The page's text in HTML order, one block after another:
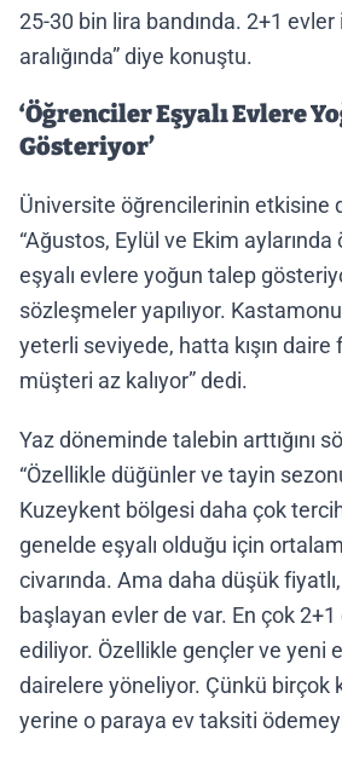
25-30 bin lira bandında. 2+1
aralığında” diye konuştu.
‘Öğrenciler Eşyalı Evlere
Gösteriyor’
Üniversite öğrencilerinin etkisine
“Ağustos, Eylül ve Ekim aylarında
eşyalı evlere yoğun talep
sözleşmeler yapılıyor.
yeterli seviyede, hatta kışın
müşteri az kalıyor” dedi.
Yaz döneminde talebin arttığını
“Özellikle düğünler ve tayin
Kuzeykent bölgesi daha çok
genelde eşyalı olduğu için
civarında. Ama daha düşük
başlayan evler de var. En çok
ediliyor. Özellikle gençler ve yeni
dairelere yöneliyor. Çünkü birçok
yerine o paraya ev taksiti